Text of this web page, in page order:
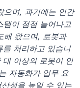
으며, 과거에는 인간
템이 점점 늘어나고
해 왔으며, 로봇과
처리하고 있습니
이상의 로봇이 인
자동화가 업무 요
성을 높일 수 있는